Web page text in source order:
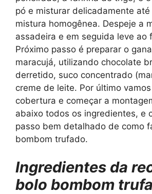
pó e misturar delicadamente
mistura homogênea. Despeje a
assadeira e em seguida leve ao
Próximo passo é preparar o
maracujá, utilizando chocolate
derretido, suco concentrado
creme de leite. Por último
cobertura e começar a
abaixo todos os ingredientes, e
passo bem detalhado de como
bombom trufado.
Ingredientes da
bolo bombom